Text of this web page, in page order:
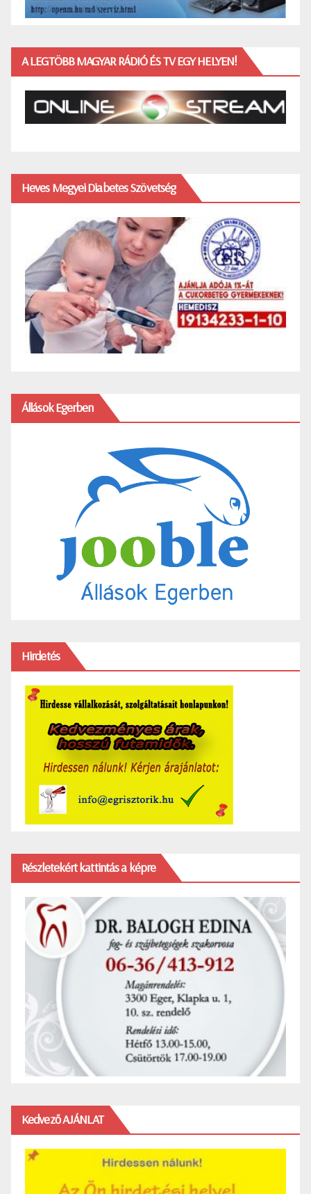
A LEGTÖBB MAGYAR RÁDIÓ ÉS TV EGY HELYEN!
Heves Megyei Diabetes Szövetség
Állások Egerben
Hirdetés
Részletekért kattintás a képre
Kedvező AJÁNLAT